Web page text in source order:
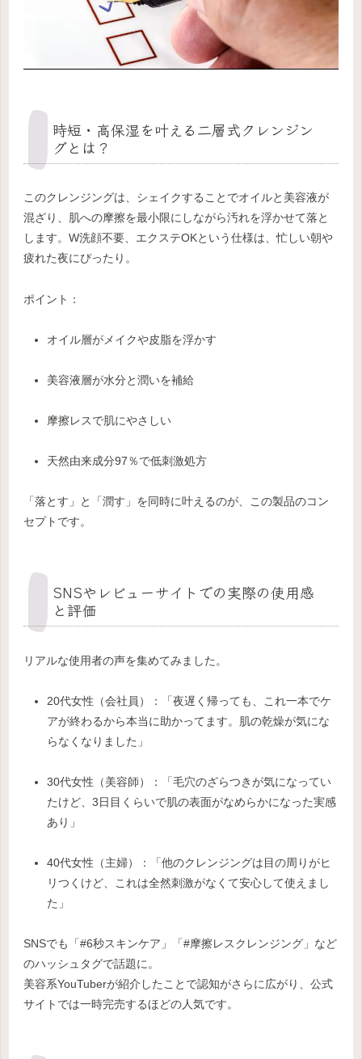
時短・高保湿を叶える二層式クレンジン
グとは？
このクレンジングは、シェイクすることでオイルと美容液が
混ざり、肌への摩擦を最小限にしながら汚れを浮かせて落と
します。W洗顔不要、エクステOKという仕様は、忙しい朝や
疲れた夜にぴったり。
ポイント：
オイル層がメイクや皮脂を浮かす
美容液層が水分と潤いを補給
摩擦レスで肌にやさしい
天然由来成分97％で低刺激処方
「落とす」と「潤す」を同時に叶えるのが、この製品のコン
セプトです。
SNSやレビューサイトでの実際の使用感
と評価
リアルな使用者の声を集めてみました。
20代女性（会社員）：「夜遅く帰っても、これ一本でケ
アが終わるから本当に助かってます。肌の乾燥が気にな
らなくなりました」
30代女性（美容師）：「毛穴のざらつきが気になってい
たけど、3日目くらいで肌の表面がなめらかになった実感
あり」
40代女性（主婦）：「他のクレンジングは目の周りがヒ
リつくけど、これは全然刺激がなくて安心して使えまし
た」
SNSでも「#6秒スキンケア」「#摩擦レスクレンジング」など
のハッシュタグで話題に。
美容系YouTuberが紹介したことで認知がさらに広がり、公式
サイトでは一時完売するほどの人気です。